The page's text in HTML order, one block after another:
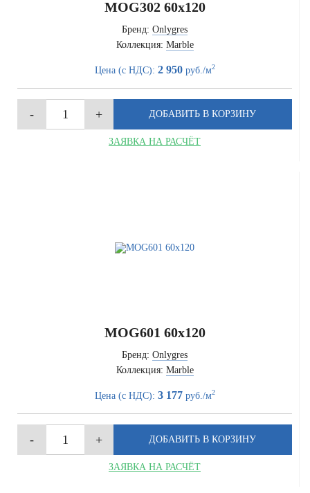
MOG302 60x120
Бренд: Onlygres
Коллекция: Marble
Цена (с НДС): 2 950руб./м2
ЗАЯВКА НА РАСЧЁТ
MOG601 60x120
Бренд: Onlygres
Коллекция: Marble
Цена (с НДС): 3 177руб./м2
ЗАЯВКА НА РАСЧЁТ